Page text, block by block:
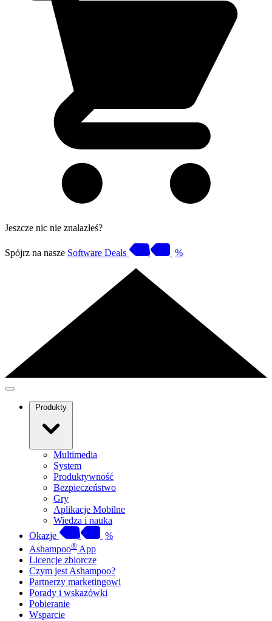
Jeszcze nic nie znalazłeś?
Spójrz na nasze Software Deals %
Produkty
Multimedia
System
Produktywność
Bezpieczeństwo
Gry
Aplikacje Mobilne
Wiedza i nauka
Okazje
%
Ashampoo® App
Licencje zbiorcze
Czym jest Ashampoo?
Partnerzy marketingowi
Porady i wskazówki
Pobieranie
Wsparcie